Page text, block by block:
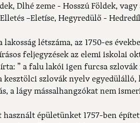
Dlhé zeme - Hosszú Földek,
–Eletíse, Hegyredülő -
létszáma, az 1750-es
feljegyzések az elemi iskolai
” a falu lakói igen furcsa szlovák
kesztölci szlovák nyelv egyedülálló,
a lágy mássalhangzókat nem
használt épületünket 1757-ben